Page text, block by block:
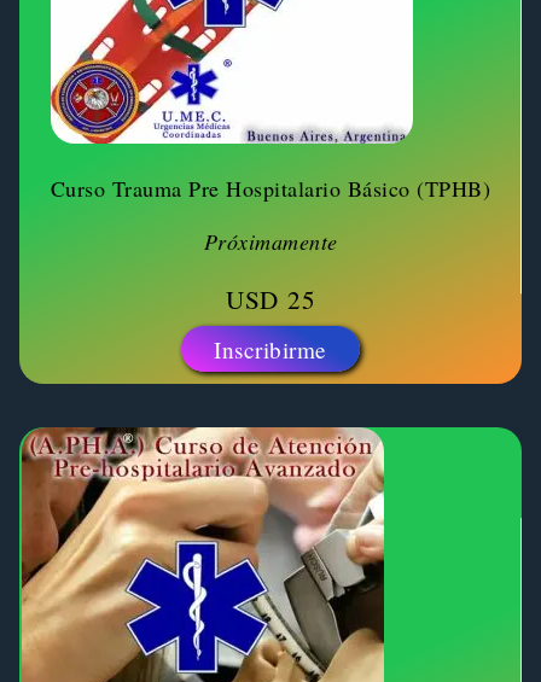
Curso Trauma Pre Hospitalario Básico (TPHB)
Próximamente
USD 25
Inscribirme